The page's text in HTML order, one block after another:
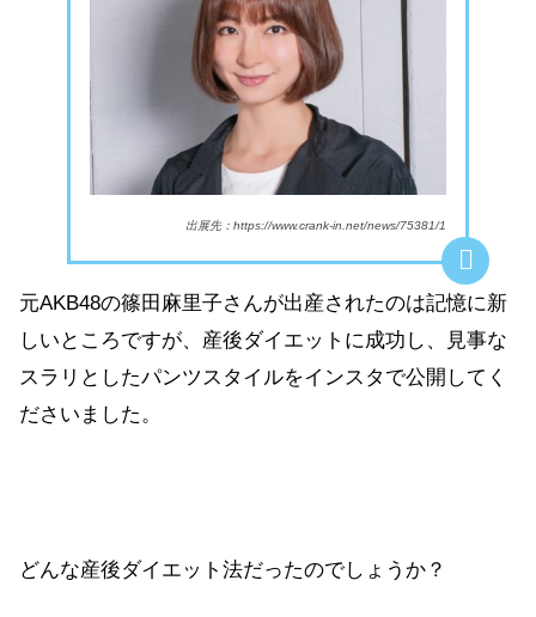
出展先：https://www.crank-in.net/news/75381/1
元AKB48の篠田麻里子さんが出産されたのは記憶に新
しいところですが、産後ダイエットに成功し、見事な
スラリとしたパンツスタイルをインスタで公開してく
ださいました。
どんな産後ダイエット法だったのでしょうか？